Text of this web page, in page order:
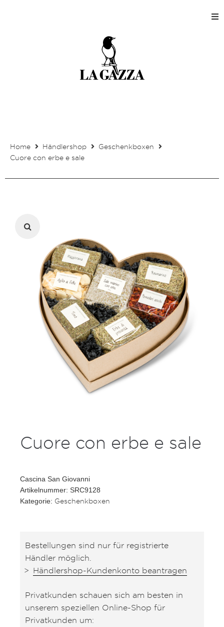
Home
Shops
Kontakt
Mein Kundenkonto
Home Händlershop
Geschenkboxen
Cuore con erbe e sale
Cuore con erbe e sale
Cascina San Giovanni
Artikelnummer: SRC9128
Kategorie: Geschenkboxen
Bestellungen sind nur für registrierte
Händler möglich.
Händlershop-Kundenkonto beantragen
Privatkunden schauen sich am besten in
unserem speziellen Online-Shop für
Privatkunden um: